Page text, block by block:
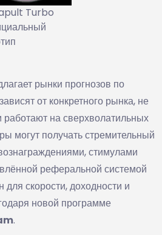
Turbo
рынки прогнозов по
от конкретного рынка, не
работают на сверхволатильных
могут получать стремительный
стимулами
реферальной системой
скорости, доходности и
новой программе
.